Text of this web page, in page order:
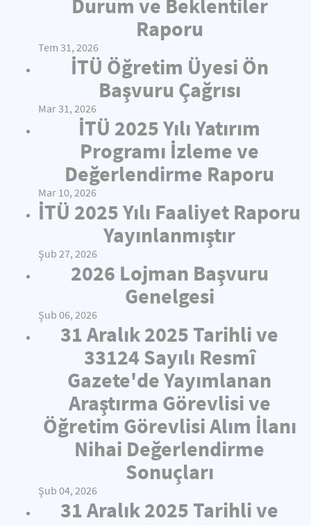
Durum ve Beklentiler
Raporu
Tem 31, 2026
İTÜ Öğretim Üyesi Ön
Başvuru Çağrısı
Mar 31, 2026
İTÜ 2025 Yılı Yatırım
Programı İzleme ve
Değerlendirme Raporu
Mar 10, 2026
İTÜ 2025 Yılı Faaliyet Raporu
Yayınlanmıştır
Şub 27, 2026
2026 Lojman Başvuru
Genelgesi
Şub 06, 2026
31 Aralık 2025 Tarihli ve
33124 Sayılı Resmî
Gazete'de Yayımlanan
Araştırma Görevlisi ve
Öğretim Görevlisi Alım İlanı
Nihai Değerlendirme
Sonuçları
Şub 04, 2026
31 Aralık 2025 Tarihli ve